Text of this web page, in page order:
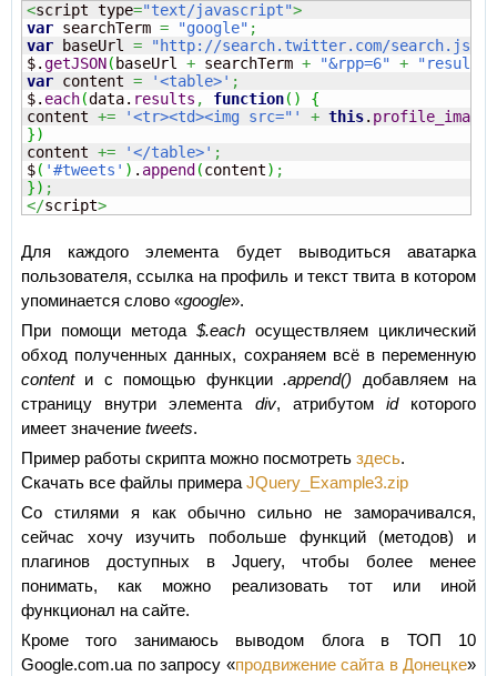
<script type="text/javascript">
var searchTerm = "google" ;
var baseUrl =
"http://search.twitter.com/
$.getJSON( baseUrl + searchTerm + "&rpp=6" +
var content = '<table>' ;
$. each(data. results , function( )
{
content += '<tr><td><img src="' + this.
})
content += '</table>' ;
$( '#tweets' ) . append (content) ;
}) ;
</script>
Для каждого элемента будет выводиться аватарка
пользователя, ссылка на профиль и текст твита в котором
упоминается слово «google».
При помощи метода $.each осуществляем циклический
обход полученных данных, сохраняем всё в переменную
contentи с помощью функции.append() добавляем на
страницу внутри элемента div, атрибутом idкоторого
имеет значение tweets.
Пример работы скрипта можно посмотреть здесь.
Скачать все файлы примераJQuery_Example3.zip
Со стилями я как обычно сильно не заморачивался,
сейчас хочу изучить побольше функций (методов) и
плагинов доступных в Jquery, чтобы более менее
понимать, как можно реализовать тот или иной
функционал на сайте.
Кроме того занимаюсь выводом блога в ТОП 10
Google.com.ua по запросу «продвижение сайта в Донецке»